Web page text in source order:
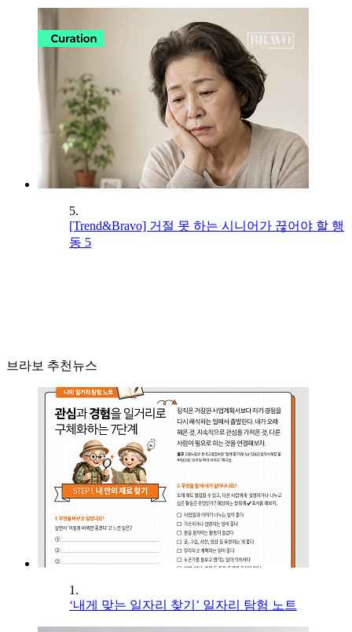
5.
[Trend&Bravo] 거절 못 하는 시니어가 끊어야 할 행
동 5
브라보 추천뉴스
1.
‘내게 맞는 일자리 찾기’ 일자리 탐험 노트